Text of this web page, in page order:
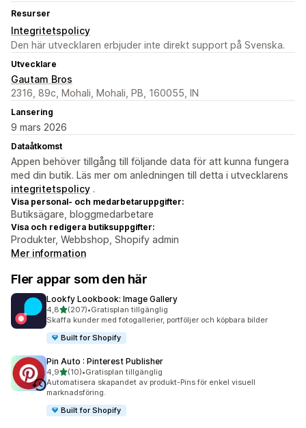
Resurser
Integritetspolicy
Den här utvecklaren erbjuder inte direkt support på Svenska.
Utvecklare
Gautam Bros
2316, 89c, Mohali, Mohali, PB, 160055, IN
Lansering
9 mars 2026
Dataåtkomst
Appen behöver tillgång till följande data för att kunna fungera
med din butik. Läs mer om anledningen till detta i utvecklarens
integritetspolicy .
Visa personal- och medarbetaruppgifter:
Butiksägare, bloggmedarbetare
Visa och redigera butiksuppgifter:
Produkter, Webbshop, Shopify admin
Mer information
Fler appar som den här
Lookfy Lookbook: Image Gallery
4,8av 5 stjärnor
(207)
207 recensioner totalt
•Gratisplan tillgänglig
Skaffa kunder med fotogallerier, portföljer och köpbara bilder
Built for Shopify
Pin Auto : Pinterest Publisher
4,9av 5 stjärnor
(10)
10 recensioner totalt
•Gratisplan tillgänglig
Automatisera skapandet av produkt-Pins för enkel visuell
marknadsföring.
Built for Shopify